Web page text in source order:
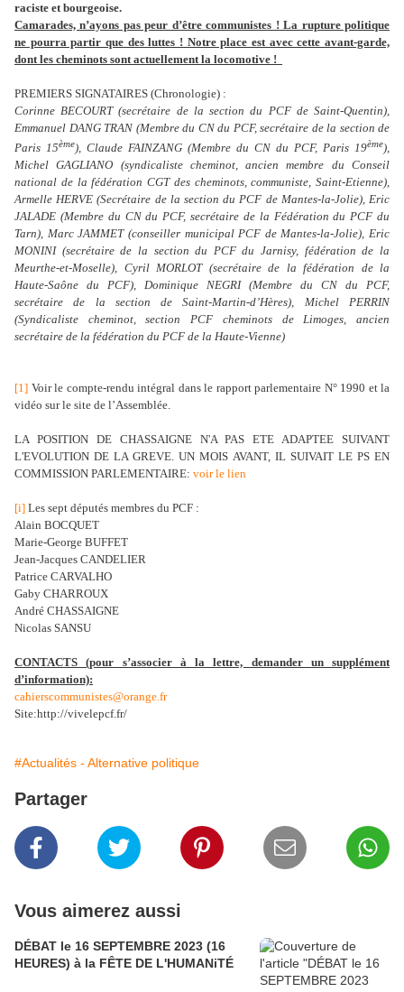
raciste et bourgeoise.
Camarades, n’ayons pas peur d’être communistes ! La rupture politique
ne pourra partir que des luttes ! Notre place est avec cette avant-garde,
dont les cheminots sont actuellement la locomotive !
PREMIERS SIGNATAIRES (Chronologie) :
Corinne BECOURT (secrétaire de la section du PCF de Saint-Quentin),
Emmanuel DANG TRAN (Membre du CN du PCF, secrétaire de la section de
Paris 15ème), Claude FAINZANG (Membre du CN du PCF, Paris 19ème),
Michel GAGLIANO (syndicaliste cheminot, ancien membre du Conseil
national de la fédération CGT des cheminots, communiste, Saint-Etienne),
Armelle HERVE (Secrétaire de la section du PCF de Mantes-la-Jolie), Eric
JALADE (Membre du CN du PCF, secrétaire de la Fédération du PCF du
Tarn), Marc JAMMET (conseiller municipal PCF de Mantes-la-Jolie), Eric
MONINI (secrétaire de la section du PCF du Jarnisy, fédération de la
Meurthe-et-Moselle), Cyril MORLOT (secrétaire de la fédération de la
Haute-Saône du PCF), Dominique NEGRI (Membre du CN du PCF,
secrétaire de la section de Saint-Martin-d’Hères), Michel PERRIN
(Syndicaliste cheminot, section PCF cheminots de Limoges, ancien
secrétaire de la fédération du PCF de la Haute-Vienne)
[1] Voir le compte-rendu intégral dans le rapport parlementaire N° 1990 et la
vidéo sur le site de l’Assemblée.
LA POSITION DE CHASSAIGNE N'A PAS ETE ADAPTEE SUIVANT
L'EVOLUTION DE LA GREVE. UN MOIS AVANT, IL SUIVAIT LE PS EN
COMMISSION PARLEMENTAIRE: voir le lien
[i] Les sept députés membres du PCF :
Alain BOCQUET
Marie-George BUFFET
Jean-Jacques CANDELIER
Patrice CARVALHO
Gaby CHARROUX
André CHASSAIGNE
Nicolas SANSU
CONTACTS (pour s’associer à la lettre, demander un supplément
d’information):
cahierscommunistes@orange.fr
Site:http://vivelepcf.fr/
#Actualités - Alternative politique
Partager
Vous aimerez aussi
DÉBAT le 16 SEPTEMBRE 2023 (16
HEURES) à la FÊTE DE L'HUMANiTÉ